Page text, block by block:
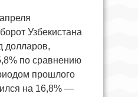
Узбекистана
долларов,
по сравнению
прошлого
на 16,8% —